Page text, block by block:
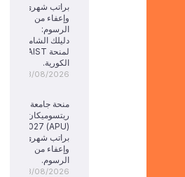
براتب شهري
وإعفاء من
الرسوم:
دليلك الشامل
لمنحة KAIST
الكورية.
03/08/2026
منحة جامعة
ريتسوميكان
براتب شهري
وإعفاء من
الرسوم.
03/08/2026